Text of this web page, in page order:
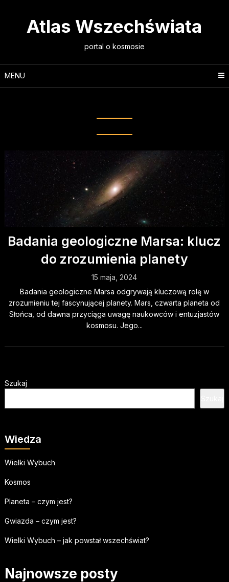
Atlas Wszechświata
portal o kosmosie
MENU
Badania geologiczne Marsa: klucz
do zrozumienia planety
15 maja, 2024
Badania geologiczne Marsa odgrywają kluczową rolę w
zrozumieniu tej fascynującej planety. Mars, czwarta planeta od
Słońca, od dawna przyciąga uwagę naukowców i entuzjastów
kosmosu. Jego...
Szukaj
Wiedza
Wielki Wybuch
Kosmos
Planeta – czym jest?
Gwiazda – czym jest?
Wielki Wybuch – jak powstał wszechświat?
Najnowsze posty